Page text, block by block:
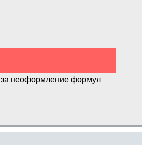
за неоформление формул